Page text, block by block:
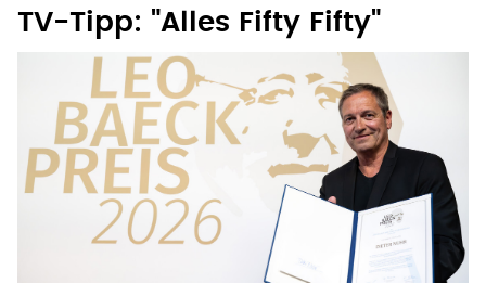
TV-Tipp: "Alles Fifty Fifty"